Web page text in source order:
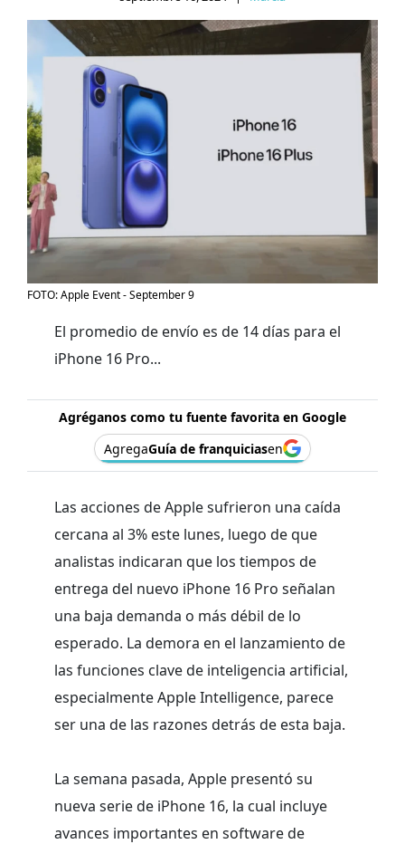
FOTO: Apple Event - September 9
El promedio de envío es de 14 días para el
iPhone 16 Pro...
Agréganos como tu fuente favorita en Google
AgregaGuía de franquiciasen
Las acciones de Apple sufrieron una caída
cercana al 3% este lunes, luego de que
analistas indicaran que los tiempos de
entrega del nuevo iPhone 16 Pro señalan
una baja demanda o más débil de lo
esperado. La demora en el lanzamiento de
las funciones clave de inteligencia artificial,
especialmente Apple Intelligence, parece
ser una de las razones detrás de esta baja.
La semana pasada, Apple presentó su
nueva serie de iPhone 16, la cual incluye
avances importantes en software de